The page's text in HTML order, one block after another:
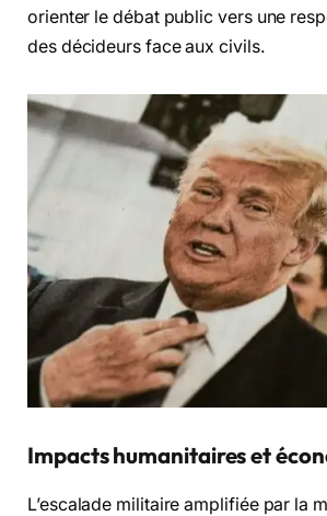
orienter le débat public vers une
des décideurs face aux civils.
Impacts humanitaires et
L’escalade militaire amplifiée par la